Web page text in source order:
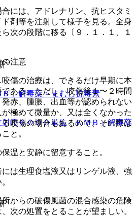
″
」解毒薬 > まむし抗毒素
用６０００単位「ＫＭＢ」解毒薬
″
には、アドレナリン、抗ヒスタミ
剤等を注射して様子を見る。全身
次の段階に移る〔９．１．１、１
注意
傷の治療は、できるだけ早期に本
ある。ただし、咬傷後１〜２時間
赤、腫脹、出血等が認められない
極めて微量か、又は全くなかった
咬傷の場合もあるので、その際は
と。
温と安静に留意すること。
は生理食塩液又はリンゲル液、強
からの破傷風菌の混合感染の危険
次の処置をとることが望ましい。